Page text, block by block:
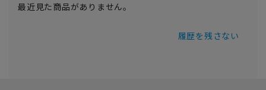
最近見た商品がありません。
履歴を残さない